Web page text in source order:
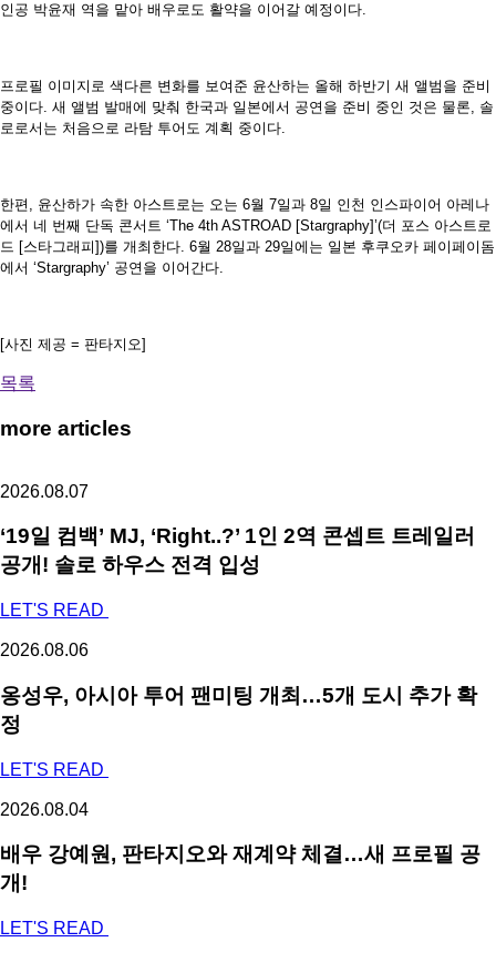
인공 박윤재 역을 맡아 배우로도 활약을 이어갈 예정이다.
프로필 이미지로 색다른 변화를 보여준 윤산하는 올해 하반기 새 앨범을 준비
중이다. 새 앨범 발매에 맞춰 한국과 일본에서 공연을 준비 중인 것은 물론, 솔
로로서는 처음으로 라탐 투어도 계획 중이다.
한편, 윤산하가 속한 아스트로는 오는 6월 7일과 8일 인천 인스파이어 아레나
에서 네 번째 단독 콘서트 ‘The 4th ASTROAD [Stargraphy]’(더 포스 아스트로
드 [스타그래피])를 개최한다. 6월 28일과 29일에는 일본 후쿠오카 페이페이돔
에서 ‘Stargraphy’ 공연을 이어간다.
[사진 제공 = 판타지오]
목록
more articles
2026.08.07
‘19일 컴백’ MJ, ‘Right..?’ 1인 2역 콘셉트 트레일러
공개! 솔로 하우스 전격 입성
LET'S READ
2026.08.06
옹성우, 아시아 투어 팬미팅 개최…5개 도시 추가 확
정
LET'S READ
2026.08.04
배우 강예원, 판타지오와 재계약 체결…새 프로필 공
개!
LET'S READ